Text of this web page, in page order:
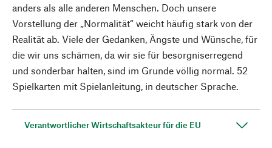
anders als alle anderen Menschen. Doch unsere
Vorstellung der „Normalität“ weicht häufig stark von der
Realität ab. Viele der Gedanken, Ängste und Wünsche, für
die wir uns schämen, da wir sie für besorgniserregend
und sonderbar halten, sind im Grunde völlig normal. 52
Spielkarten mit Spielanleitung, in deutscher Sprache.
Verantwortlicher Wirtschaftsakteur für die EU